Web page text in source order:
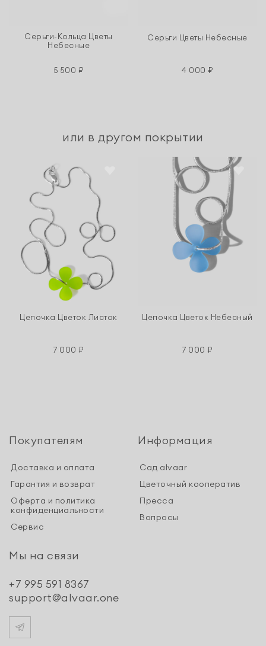
Cерьги-Кольца Цветы
Небесные
5 500 ₽
Cерьги Цветы Небесные
4 000 ₽
или в другом покрытии
Цепочка Цветок Листок
7 000 ₽
Цепочка Цветок Небесный
7 000 ₽
Покупателям
Доставка и оплата
Гарантия и возврат
Оферта и политика
конфиденциальности
Сервис
Информация
Сад alvaar
Цветочный кооператив
Пресса
Вопросы
Мы на связи
+7 995 591 8367
support@alvaar.one